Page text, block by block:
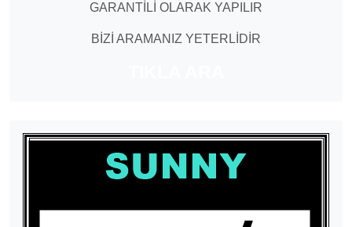
GARANTİLİ OLARAK YAPILIR
BİZİ ARAMANIZ YETERLİDİR